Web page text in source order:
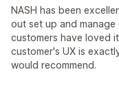
NASH has been
out set up and manage
customers have loved
customer's UX is
would recommend.